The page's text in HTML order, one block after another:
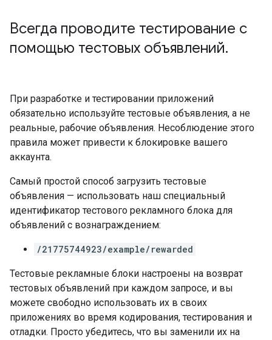
Всегда проводите тестирование с
помощью тестовых объявлений.
При разработке и тестировании приложений
обязательно используйте тестовые объявления, а не
реальные, рабочие объявления. Несоблюдение этого
правила может привести к блокировке вашего
аккаунта.
Самый простой способ загрузить тестовые
объявления — использовать наш специальный
идентификатор тестового рекламного блока для
объявлений с вознаграждением:
/21775744923/example/rewarded
Тестовые рекламные блоки настроены на возврат
тестовых объявлений при каждом запросе, и вы
можете свободно использовать их в своих
приложениях во время кодирования, тестирования и
отладки. Просто убедитесь, что вы заменили их на